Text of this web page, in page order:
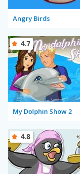
Angry Birds
My Dolphin Show 2
4.7
4.8